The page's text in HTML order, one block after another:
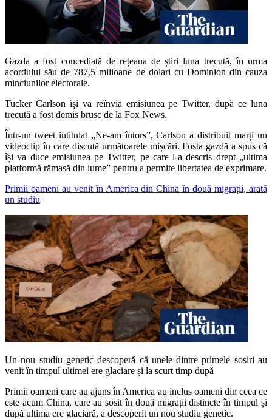
Gazda a fost concediată de rețeaua de știri luna trecută, în urma
acordului său de 787,5 milioane de dolari cu Dominion din cauza
minciunilor electorale.
Tucker Carlson își va reînvia emisiunea pe Twitter, după ce luna
trecută a fost demis brusc de la Fox News.
Într-un tweet intitulat „Ne-am întors”, Carlson a distribuit marți un
videoclip în care discută următoarele mișcări. Fosta gazdă a spus că
își va duce emisiunea pe Twitter, pe care l-a descris drept „ultima
platformă rămasă din lume” pentru a permite libertatea de exprimare.
Primii oameni au venit în America din China în două migrații, arată
un studiu
Un nou studiu genetic descoperă că unele dintre primele sosiri au
venit în timpul ultimei ere glaciare și la scurt timp după
Primii oameni care au ajuns în America au inclus oameni din ceea ce
este acum China, care au sosit în două migrații distincte în timpul și
după ultima ere glaciară, a descoperit un nou studiu genetic.